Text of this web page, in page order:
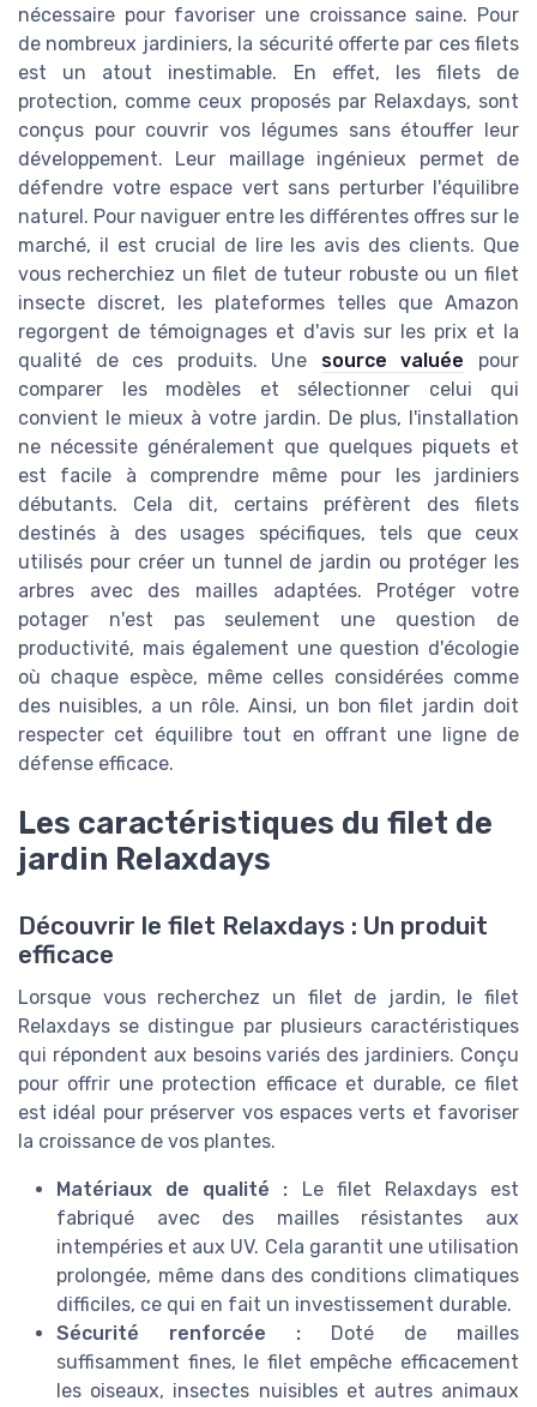
nécessaire pour favoriser une croissance saine. Pour
de nombreux jardiniers, la sécurité offerte par ces filets
est un atout inestimable. En effet, les filets de
protection, comme ceux proposés par Relaxdays, sont
conçus pour couvrir vos légumes sans étouffer leur
développement. Leur maillage ingénieux permet de
défendre votre espace vert sans perturber l'équilibre
naturel. Pour naviguer entre les différentes offres sur le
marché, il est crucial de lire les avis des clients. Que
vous recherchiez un filet de tuteur robuste ou un filet
insecte discret, les plateformes telles que Amazon
regorgent de témoignages et d'avis sur les prix et la
qualité de ces produits. Une source valuée pour
comparer les modèles et sélectionner celui qui
convient le mieux à votre jardin. De plus, l'installation
ne nécessite généralement que quelques piquets et
est facile à comprendre même pour les jardiniers
débutants. Cela dit, certains préfèrent des filets
destinés à des usages spécifiques, tels que ceux
utilisés pour créer un tunnel de jardin ou protéger les
arbres avec des mailles adaptées. Protéger votre
potager n'est pas seulement une question de
productivité, mais également une question d'écologie
où chaque espèce, même celles considérées comme
des nuisibles, a un rôle. Ainsi, un bon filet jardin doit
respecter cet équilibre tout en offrant une ligne de
défense efficace.
Les caractéristiques du filet de
jardin Relaxdays
Découvrir le filet Relaxdays : Un produit
efficace
Lorsque vous recherchez un filet de jardin, le filet
Relaxdays se distingue par plusieurs caractéristiques
qui répondent aux besoins variés des jardiniers. Conçu
pour offrir une protection efficace et durable, ce filet
est idéal pour préserver vos espaces verts et favoriser
la croissance de vos plantes.
Matériaux de qualité : Le filet Relaxdays est
fabriqué avec des mailles résistantes aux
intempéries et aux UV. Cela garantit une utilisation
prolongée, même dans des conditions climatiques
difficiles, ce qui en fait un investissement durable.
Sécurité renforcée : Doté de mailles
suffisamment fines, le filet empêche efficacement
les oiseaux, insectes nuisibles et autres animaux